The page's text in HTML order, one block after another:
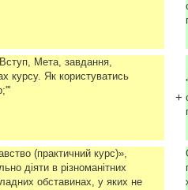
Мета, завдання,
курсу. Як користуватись
+
(практичний курс)»,
діяти в різноманітних
обставинах, у яких не